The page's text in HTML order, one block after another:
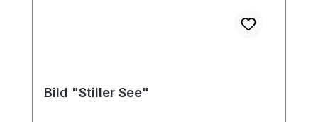
Bild "Stiller See"